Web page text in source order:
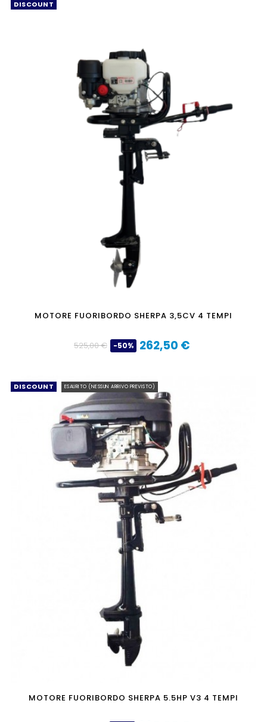
DISCOUNT
MOTORE FUORIBORDO SHERPA 3,5CV 4 TEMPI
Prezzo
525,00 € -50%
Prezzo
262,50 €
DISCOUNT ESAURITO (NESSUN ARRIVO PREVISTO)
MOTORE FUORIBORDO SHERPA 5.5HP V3 4 TEMPI